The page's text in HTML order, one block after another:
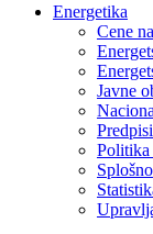
Energetika
Cene
Javne
Splošno